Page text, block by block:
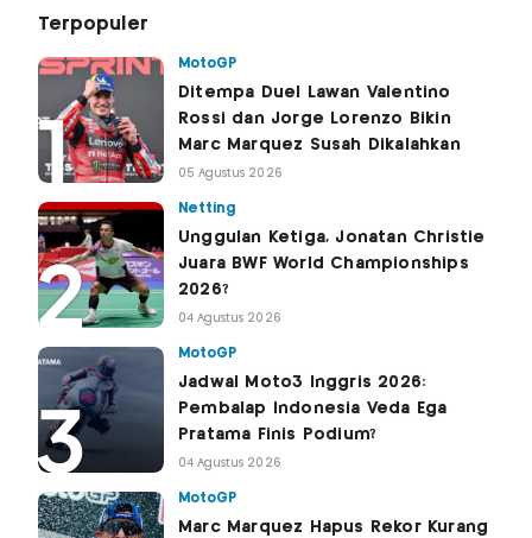
Terpopuler
MotoGP
Ditempa Duel Lawan Valentino
Rossi dan Jorge Lorenzo Bikin
Marc Marquez Susah Dikalahkan
05 Agustus 2026
Netting
Unggulan Ketiga, Jonatan Christie
Juara BWF World Championships
2026?
04 Agustus 2026
MotoGP
Jadwal Moto3 Inggris 2026:
Pembalap Indonesia Veda Ega
Pratama Finis Podium?
04 Agustus 2026
MotoGP
Marc Marquez Hapus Rekor Kurang